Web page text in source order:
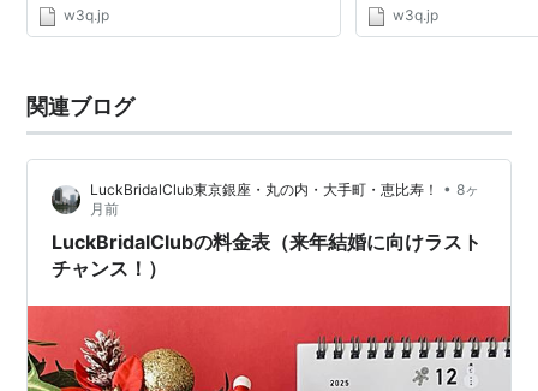
w3q.jp w3q.jp
関連ブログ
LuckBridalClub東京銀座・丸の内・大手町・恵比寿！ • 8ヶ
月前
LuckBridalClubの料金表（来年結婚に向けラスト
チャンス！）